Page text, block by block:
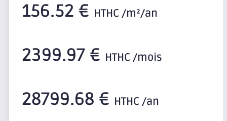
156.52 € HTHC /m²/an
2399.97 € HTHC /mois
28799.68 € HTHC /an